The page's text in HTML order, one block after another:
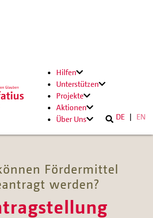
Hilfen
Unterstützen
Projekte
Aktionen
Über Uns
DE EN
Fördermittel
werden?